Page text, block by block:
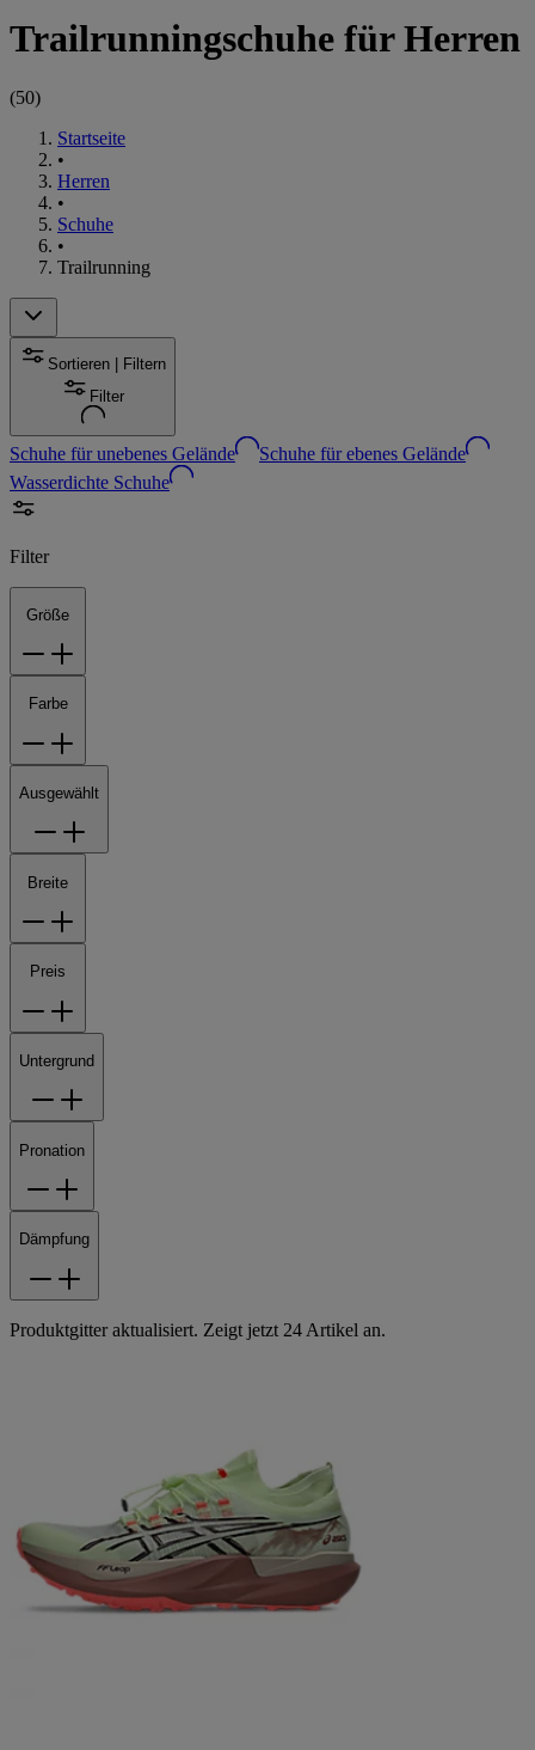
Trailrunningschuhe für Herren
(50)
Startseite
•
Herren
•
Schuhe
•
Trailrunning
Sortieren | Filtern
Filter
Schuhe für unebenes Gelände
Schuhe für ebenes Gelände
Wasserdichte Schuhe
Filter
Größe
Farbe
Ausgewählt
Breite
Preis
Untergrund
Pronation
Dämpfung
Produktgitter aktualisiert. Zeigt jetzt 24 Artikel an.